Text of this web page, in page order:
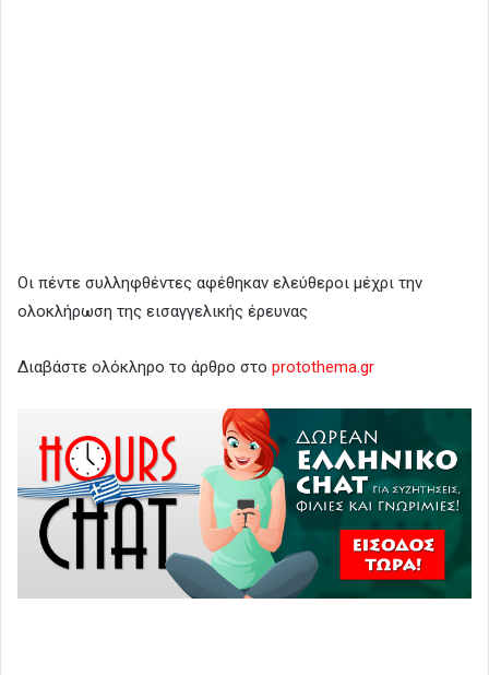
Οι πέντε συλληφθέντες αφέθηκαν ελεύθεροι μέχρι την
ολοκλήρωση της εισαγγελικής έρευνας
Διαβάστε ολόκληρο το άρθρο στο protothema.gr